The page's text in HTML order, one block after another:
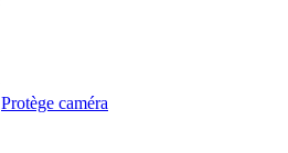
Protège caméra